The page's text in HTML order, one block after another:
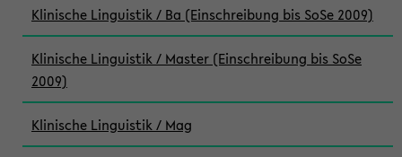
Klinische Linguistik / Ba (Einschreibung bis SoSe 2009)
Klinische Linguistik / Master (Einschreibung bis SoSe
2009)
Klinische Linguistik / Mag